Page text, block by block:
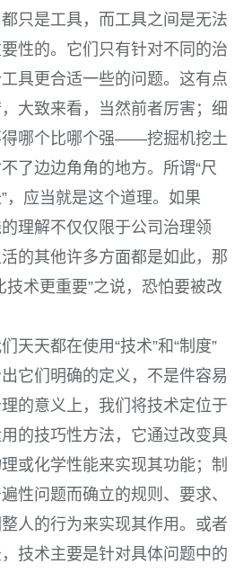
只是工具，而工具之间是无法
性的。它们只有针对不同的治
具更合适一些的问题。这有点
大致来看，当然前者厉害；细
得哪个比哪个强——挖掘机挖土
了边边角角的地方。所谓“尺
，应当就是这个道理。如果
理解不仅仅限于公司治理领
的其他许多方面都是如此，那
技术更重要”之说，恐怕要被改
天天都在使用“技术”和“制度”
它们明确的定义，不是件容易
的意义上，我们将技术定位于
的技巧性方法，它通过改变具
或化学性能来实现其功能；制
性问题而确立的规则、要求、
人的行为来实现其作用。或者
技术主要是针对具体问题中的